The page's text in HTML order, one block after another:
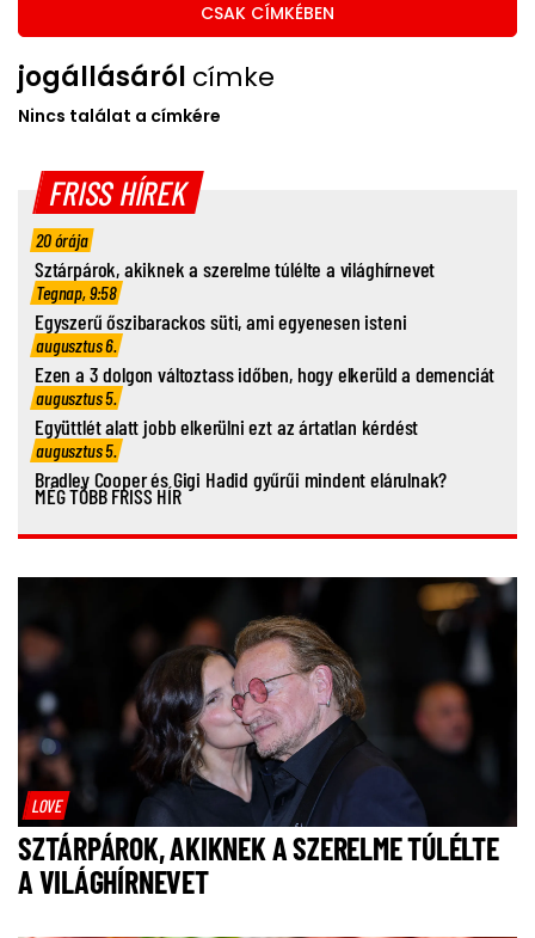
CSAK CÍMKÉBEN
jogállásáról címke
Nincs találat a címkére
FRISS HÍREK
20 órája
Sztárpárok, akiknek a szerelme túlélte a világhírnevet
Tegnap, 9:58
Egyszerű őszibarackos süti, ami egyenesen isteni
augusztus 6.
Ezen a 3 dolgon változtass időben, hogy elkerüld a demenciát
augusztus 5.
Együttlét alatt jobb elkerülni ezt az ártatlan kérdést
augusztus 5.
Bradley Cooper és Gigi Hadid gyűrűi mindent elárulnak?
MÉG TÖBB FRISS HÍR
LOVE
SZTÁRPÁROK, AKIKNEK A SZERELME TÚLÉLTE
A VILÁGHÍRNEVET